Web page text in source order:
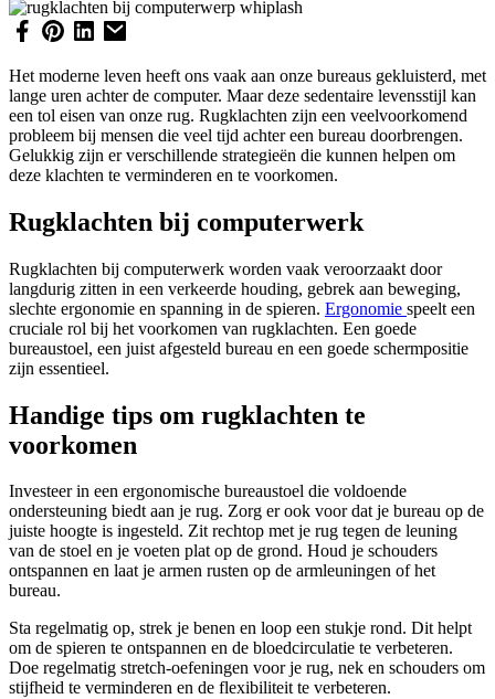
Het moderne leven heeft ons vaak aan onze bureaus gekluisterd, met
lange uren achter de computer. Maar deze sedentaire levensstijl kan
een tol eisen van onze rug. Rugklachten zijn een veelvoorkomend
probleem bij mensen die veel tijd achter een bureau doorbrengen.
Gelukkig zijn er verschillende strategieën die kunnen helpen om
deze klachten te verminderen en te voorkomen.
Rugklachten bij computerwerk
Rugklachten bij computerwerk worden vaak veroorzaakt door
langdurig zitten in een verkeerde houding, gebrek aan beweging,
slechte ergonomie en spanning in de spieren. Ergonomie speelt een
cruciale rol bij het voorkomen van rugklachten. Een goede
bureaustoel, een juist afgesteld bureau en een goede schermpositie
zijn essentieel.
Handige tips om rugklachten te
voorkomen
Investeer in een ergonomische bureaustoel die voldoende
ondersteuning biedt aan je rug. Zorg er ook voor dat je bureau op de
juiste hoogte is ingesteld. Zit rechtop met je rug tegen de leuning
van de stoel en je voeten plat op de grond. Houd je schouders
ontspannen en laat je armen rusten op de armleuningen of het
bureau.
Sta regelmatig op, strek je benen en loop een stukje rond. Dit helpt
om de spieren te ontspannen en de bloedcirculatie te verbeteren.
Doe regelmatig stretch-oefeningen voor je rug, nek en schouders om
stijfheid te verminderen en de flexibiliteit te verbeteren.